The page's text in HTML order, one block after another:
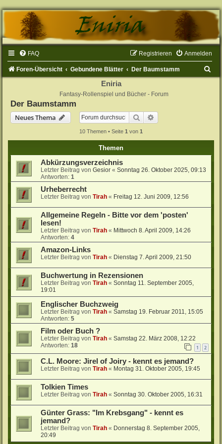
FAQ Anmelden
Registrieren
Foren-Übersicht Gebundene Blätter Der Baumstamm
Eniria
Fantasy-Rollenspiel und Bücher - Forum
Der Baumstamm
Neues Thema
Suche
10 Themen • Seite 1 von 1
Themen
Abkürzungsverzeichnis
Letzter Beitrag von Gesior « Sonntag 26. Oktober 2025, 09:13
Antworten: 1
Urheberrecht
Letzter Beitrag von Tirah « Freitag 12. Juni 2009, 12:56
Allgemeine Regeln - Bitte vor dem 'posten'
lesen!
Letzter Beitrag von Tirah « Mittwoch 8. April 2009, 14:26
Antworten: 4
Amazon-Links
Letzter Beitrag von Tirah « Dienstag 7. April 2009, 21:50
Buchwertung in Rezensionen
Letzter Beitrag von Tirah « Sonntag 11. September 2005,
19:01
Englischer Buchzweig
Letzter Beitrag von Tirah « Samstag 19. Februar 2011, 15:05
Antworten: 5
Film oder Buch ?
Letzter Beitrag von Tirah « Samstag 22. März 2008, 12:22
Antworten: 18 1 2
C.L. Moore: Jirel of Joiry - kennt es jemand?
Letzter Beitrag von Tirah « Montag 31. Oktober 2005, 19:45
Tolkien Times
Letzter Beitrag von Tirah « Sonntag 30. Oktober 2005, 16:31
Günter Grass: "Im Krebsgang" - kennt es
jemand?
Letzter Beitrag von Tirah « Donnerstag 8. September 2005,
20:49